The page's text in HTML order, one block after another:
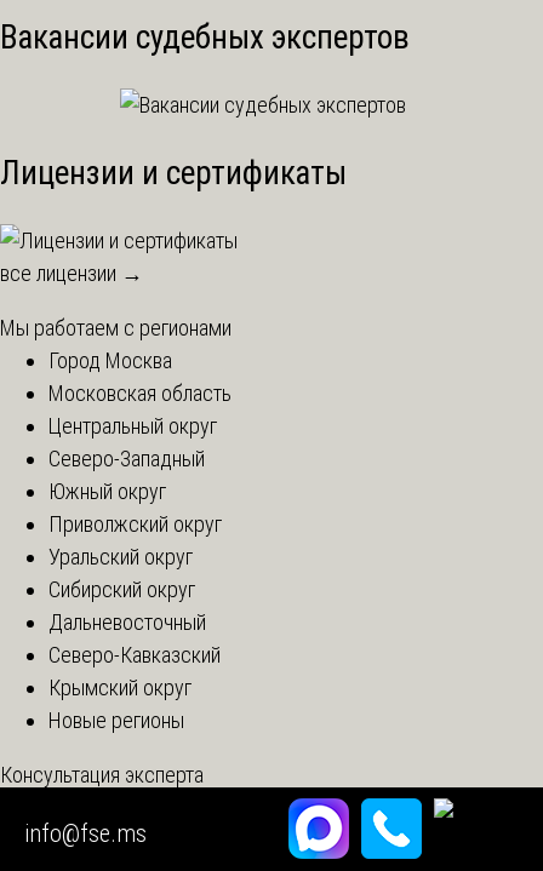
Вакансии судебных экспертов
Лицензии и сертификаты
все лицензии →
Мы работаем с регионами
Город Москва
Московская область
Центральный округ
Северо-Западный
Южный округ
Приволжский округ
Уральский округ
Сибирский округ
Дальневосточный
Северо-Кавказский
Крымский округ
Новые регионы
Консультация эксперта
Консультация
Химический анализ масел (турбинного и
info@fse.ms